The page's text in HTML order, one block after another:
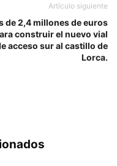
Artículo siguiente
de 2,4 millones de euros
construir el nuevo vial
acceso sur al castillo de
Lorca.